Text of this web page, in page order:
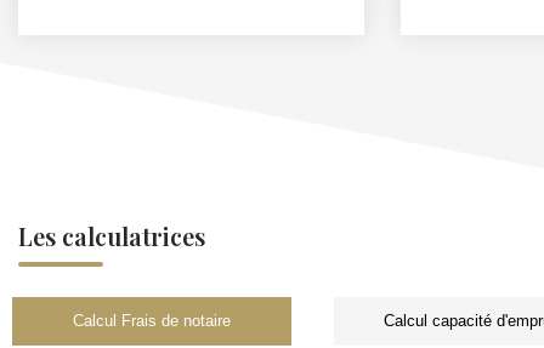
Les calculatrices
Calcul Frais de notaire Calcul capacité